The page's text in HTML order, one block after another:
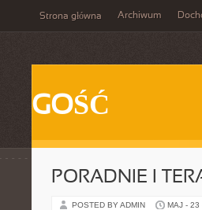
Strona główna Archiwum
GOŚĆ
PORADNIE I
POSTED BY ADMIN MAJ - 23